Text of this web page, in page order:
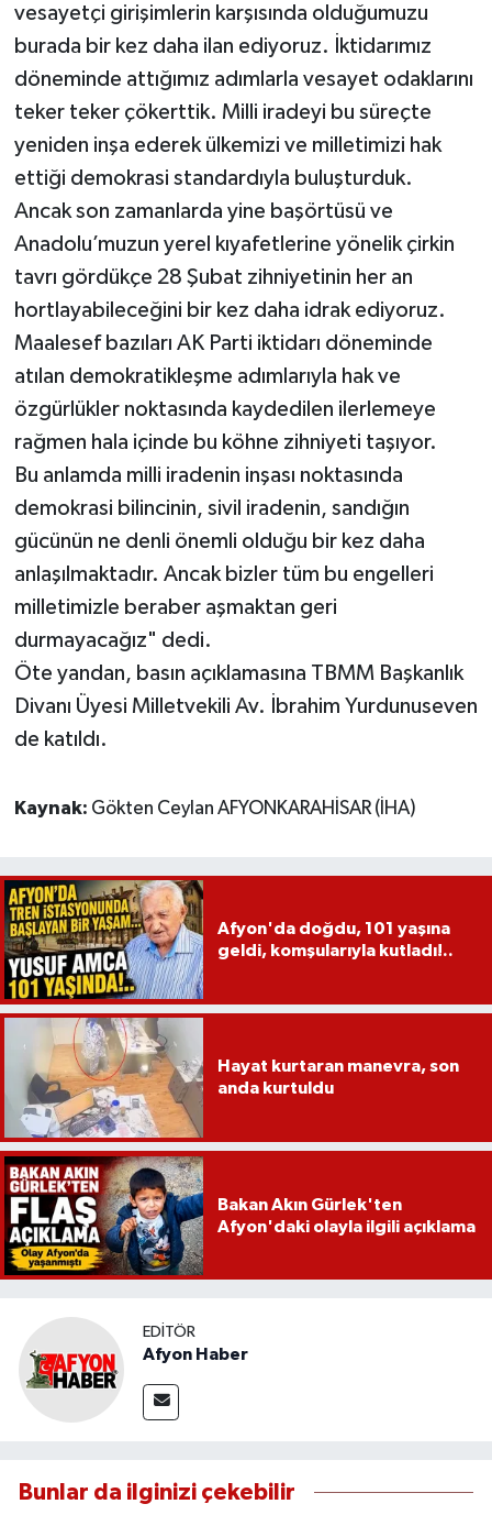
vesayetçi girişimlerin karşısında olduğumuzu
burada bir kez daha ilan ediyoruz. İktidarımız
döneminde attığımız adımlarla vesayet odaklarını
teker teker çökerttik. Milli iradeyi bu süreçte
yeniden inşa ederek ülkemizi ve milletimizi hak
ettiği demokrasi standardıyla buluşturduk.
Ancak son zamanlarda yine başörtüsü ve
Anadolu’muzun yerel kıyafetlerine yönelik çirkin
tavrı gördükçe 28 Şubat zihniyetinin her an
hortlayabileceğini bir kez daha idrak ediyoruz.
Maalesef bazıları AK Parti iktidarı döneminde
atılan demokratikleşme adımlarıyla hak ve
özgürlükler noktasında kaydedilen ilerlemeye
rağmen hala içinde bu köhne zihniyeti taşıyor.
Bu anlamda milli iradenin inşası noktasında
demokrasi bilincinin, sivil iradenin, sandığın
gücünün ne denli önemli olduğu bir kez daha
anlaşılmaktadır. Ancak bizler tüm bu engelleri
milletimizle beraber aşmaktan geri
durmayacağız" dedi.
Öte yandan, basın açıklamasına TBMM Başkanlık
Divanı Üyesi Milletvekili Av. İbrahim Yurdunuseven
de katıldı.
Kaynak: Gökten Ceylan AFYONKARAHİSAR (İHA)
Afyon'da doğdu, 101 yaşına
geldi, komşularıyla kutladı!..
Hayat kurtaran manevra, son
anda kurtuldu
Bakan Akın Gürlek'ten
Afyon'daki olayla ilgili açıklama
EDITÖR
Afyon Haber
Bunlar da ilginizi çekebilir